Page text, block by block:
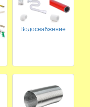
Водоснабжение